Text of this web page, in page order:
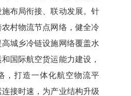
布局衔接、联动发展。针
村物流节点网络，健全冷
城乡冷链设施网络覆盖水
国际航空货运能力建设，
，打造一体化航空物流平
接时速，为产业结构升级